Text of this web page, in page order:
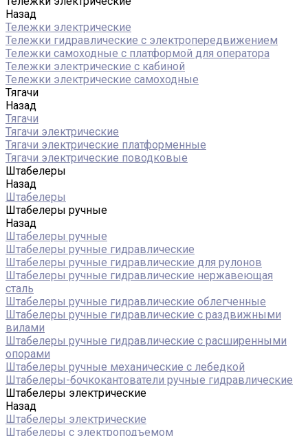
Назад
Тележки электрические
Тележки гидравлические с электропередвижением
Тележки самоходные с платформой для оператора
Тележки электрические с кабиной
Тележки электрические самоходные
Тягачи
Назад
Тягачи
Тягачи электрические
Тягачи электрические платформенные
Тягачи электрические поводковые
Штабелеры
Назад
Штабелеры
Штабелеры ручные
Назад
Штабелеры ручные
Штабелеры ручные гидравлические
Штабелеры ручные гидравлические для рулонов
Штабелеры ручные гидравлические нержавеющая
сталь
Штабелеры ручные гидравлические облегченные
Штабелеры ручные гидравлические с раздвижными
вилами
Штабелеры ручные гидравлические с расширенными
опорами
Штабелеры ручные механические с лебедкой
Штабелеры-бочкокантователи ручные гидравлические
Штабелеры электрические
Назад
Штабелеры электрические
Штабелеры с электроподъемом